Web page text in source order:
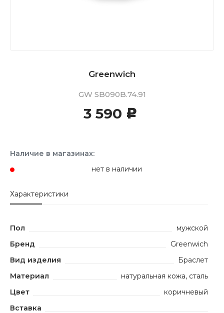
Greenwich
GW SB090B.74.91
3 590 c
Наличие в магазинах:
нет в наличии
Характеристики
Пол
мужской
Бренд
Greenwich
Вид изделия
Браслет
Материал
натуральная кожа, сталь
Цвет
коричневый
Вставка